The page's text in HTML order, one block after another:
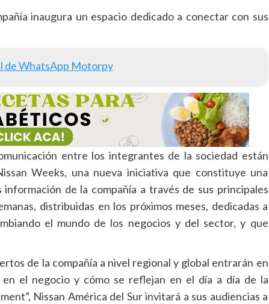
inaugura un espacio dedicado a conectar con sus
de WhatsApp Motorpy
entre los integrantes de la sociedad están
Weeks, una nueva iniciativa que constituye una
de la compañía a través de sus principales
distribuidas en los próximos meses, dedicadas a
el mundo de los negocios y del sector, y que
de la compañía a nivel regional y global entrarán en
el negocio y cómo se reflejan en el día a día de la
Nissan América del Sur invitará a sus audiencias a